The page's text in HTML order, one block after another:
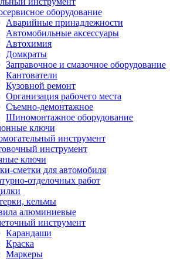
оборудование
Аварийные принадлежности
Автомобильные аксессуары
Автохимия
Домкраты
Заправочное и смазочное оборудование
Кантователи
Кузовной ремонт
Организация рабочего места
Съемно-демонтажное
Шиномонтажное оборудование
ключи
инструмент
инструмент
ключи
сметки для автомобиля
отделочных работ
кельмы
алюминиевые
инструмент
Карандаши
Краска
Маркеры